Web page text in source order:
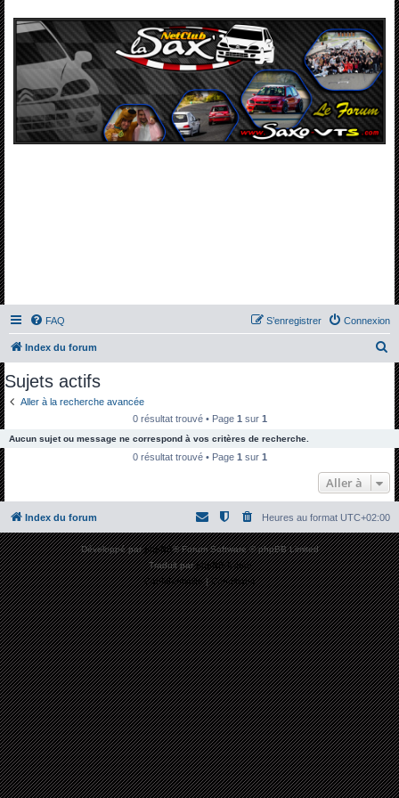
FAQ Connexion
S’enregistrer
Index du forum
c
e
r
Sujets actifs
Aller à la recherche avancée
0 résultat trouvé • Page 1 sur 1
Aucun sujet ou message ne correspond à vos critères de recherche.
0 résultat trouvé • Page 1 sur 1
Aller à
Index du forum Heures au format UTC+02:00
Développé parphpBB® Forum Software © phpBB Limited
Traduit parphpBB-fr.com
Confidentialité|Conditions